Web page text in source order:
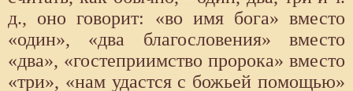
д., оно говорит: «во имя бога» вместо
«один», «два благословения» вместо
«два», «гостеприимство пророка» вместо
«три», «нам удастся с божьей помощью»